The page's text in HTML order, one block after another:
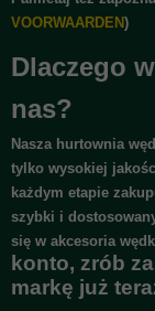
VOORWAARDEN)
Dlaczego
nas?
Nasza hurtownia
tylko wysokiej
każdym etapie
szybki i
się w akcesoria
konto, zrób
markę już